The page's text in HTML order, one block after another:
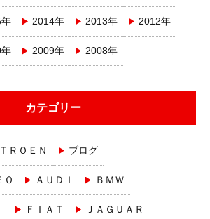
2014年 2013年 2012年
2009年 2008年
カテゴリー
ＲＯＥＮ ブログ
Ｏ ＡＵＤＩ ＢＭＷ
ＦＩＡＴ ＪＡＧＵＡＲ